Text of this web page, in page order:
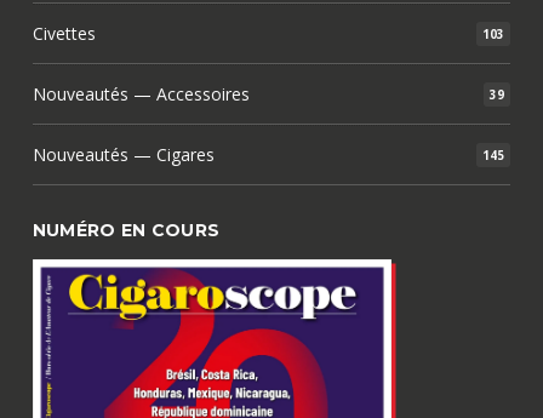
Civettes 103
Nouveautés — Accessoires 39
Nouveautés — Cigares 145
NUMÉRO EN COURS